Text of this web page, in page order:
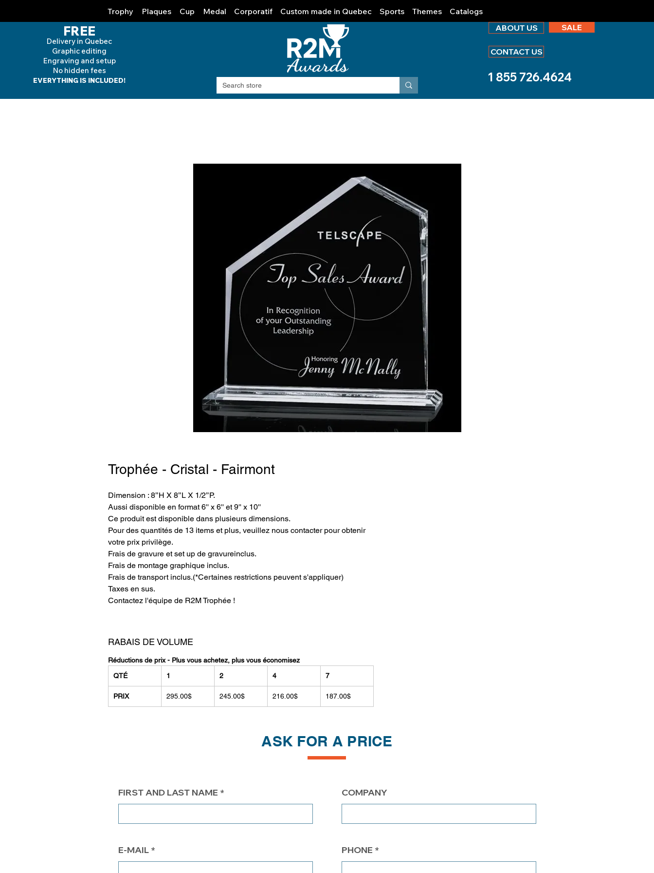
Trophy Plaques Cup Medal Corporatif Custom made in Quebec Sports Themes Catalogs
FREE
Delivery in Quebec
Graphic editing
Engraving and setup
No hidden fees
EVERYTHING IS INCLUDED!
ABOUT US SALE
CONTACT US
1 855 726.4624
Trophée - Cristal - Fairmont
Dimension : 8’’H X 8’’L X 1/2’’P.
Aussi disponible en format 6'' x 6'' et 9'' x 10''
Ce produit est disponible dans plusieurs dimensions.
Pour des quantités de 13 items et plus, veuillez nous contacter pour obtenir
votre prix privilège.
Frais de gravure et set up de gravureinclus.
Frais de montage graphique inclus.
Frais de transport inclus.(*Certaines restrictions peuvent s'appliquer)
Taxes en sus.
Contactez l'équipe de R2M Trophée !
RABAIS DE VOLUME
Réductions de prix - Plus vous achetez, plus vous économisez
QTÉ
1 2 4 7
PRIX 295.00$ 245.00$ 216.00$ 187.00$
ASK FOR A PRICE
FIRST AND LAST NAME
E-MAIL
COMPANY
PHONE